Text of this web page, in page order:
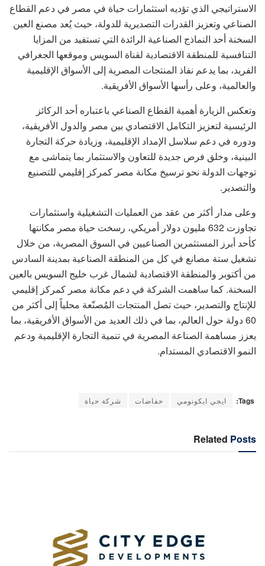
الاستراتيجي الذي تؤديه استثمارات حياة في مصر في دعم القطاع
الصناعي وتعزيز القدرات التصديرية للدولة، حيث يُعد مصنع العين
السخنة أحد النماذج الصناعية الرائدة التي تستفيد من المزايا
التنافسية للمنطقة الاقتصادية لقناة السويس وموقعها الجغرافي
الفريد، بما يدعم نفاذ المنتجات المصرية إلى الأسواق الإقليمية
والعالمية، وعلى رأسها الأسواق الأفريقية.
وتعكس الزيارة أهمية القطاع الصناعي باعتباره أحد الركائز
الرئيسية لتعزيز التكامل الاقتصادي بين مصر والدول الأفريقية،
ودوره في دعم سلاسل الإمداد الإقليمية، وزيادة حركة التجارة
البينية، وخلق فرص جديدة للتعاون والاستثمار بما يتماشى مع
توجهات الدولة نحو ترسيخ مكانة مصر كمركز إقليمي للتصنيع
والتصدير.
وعلى مدار أكثر من عقد من العمليات التشغيلية واستثمارات
تجاوزت 632 مليون دولار أمريكي، رسخت حياة مصر مكانتها
كأحد أبرز المستثمرين الصناعيين في السوق المصرية، من خلال
تشغيل ستة مصانع في كل من المنطقة الصناعية بمدينة السادس
من أكتوبر والمنطقة الاقتصادية لشمال غرب خليج السويس بالعين
السخنة. كما ساهمت الشركة في دعم مكانة مصر كمركز إقليمي
للإنتاج والتصدير، حيث تصل المنتجات المُصنّعة محلياً إلى أكثر من
60 دولة حول العالم، بما في ذلك العديد من الأسواق الأفريقية، بما
يعزز مساهمة الصناعة المصرية في تنمية التجارة الإقليمية ودعم
النمو الاقتصادي المستدام.
Tags: ايجي ايكونومي حفاضات شركة حياة
Related Posts